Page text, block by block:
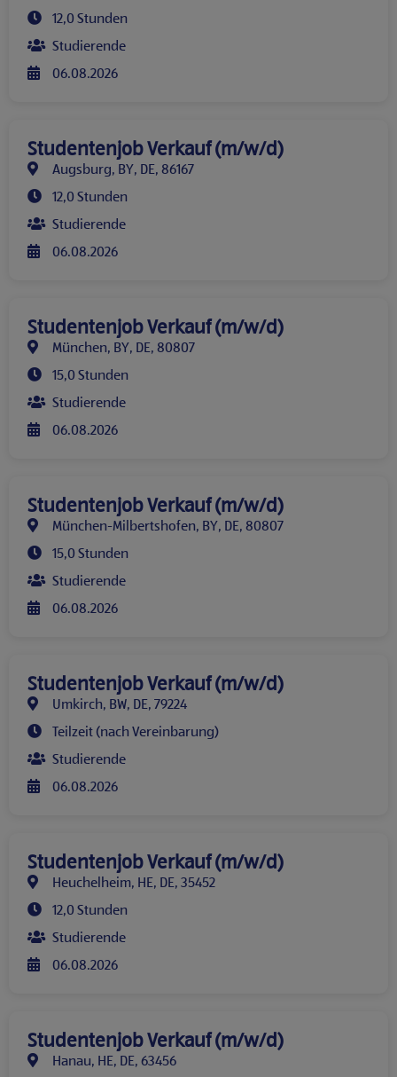
12,0 Stunden
Studierende
06.08.2026
Studentenjob Verkauf (m/w/d)
Augsburg, BY, DE, 86167
12,0 Stunden
Studierende
06.08.2026
Studentenjob Verkauf (m/w/d)
München, BY, DE, 80807
15,0 Stunden
Studierende
06.08.2026
Studentenjob Verkauf (m/w/d)
München-Milbertshofen, BY, DE, 80807
15,0 Stunden
Studierende
06.08.2026
Studentenjob Verkauf (m/w/d)
Umkirch, BW, DE, 79224
Teilzeit (nach Vereinbarung)
Studierende
06.08.2026
Studentenjob Verkauf (m/w/d)
Heuchelheim, HE, DE, 35452
12,0 Stunden
Studierende
06.08.2026
Studentenjob Verkauf (m/w/d)
Hanau, HE, DE, 63456